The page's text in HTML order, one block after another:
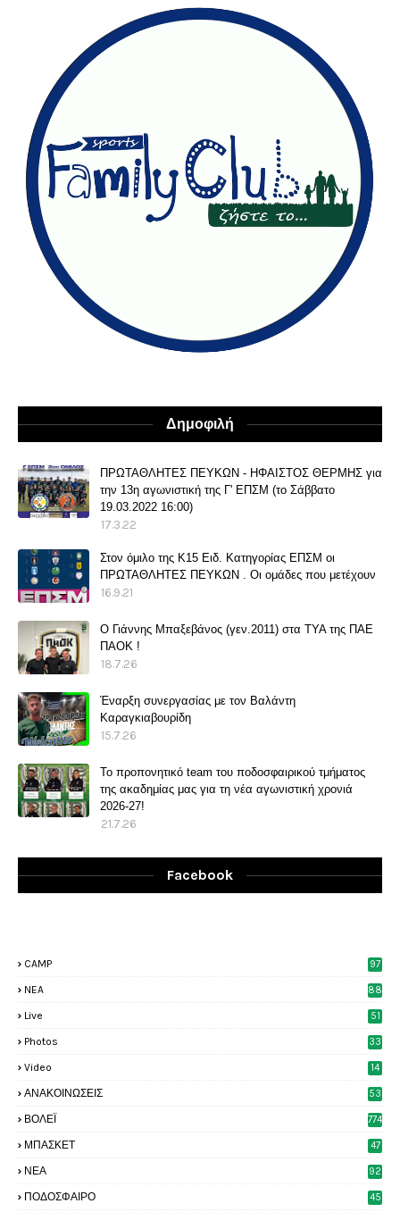
Δημοφιλή
ΠΡΩΤΑΘΛΗΤΕΣ ΠΕΥΚΩΝ - ΗΦΑΙΣΤΟΣ ΘΕΡΜΗΣ για
την 13η αγωνιστική της Γ' ΕΠΣΜ (το Σάββατο
19.03.2022 16:00)
17.3.22
Στον όμιλο της Κ15 Ειδ. Κατηγορίας ΕΠΣΜ οι
ΠΡΩΤΑΘΛΗΤΕΣ ΠΕΥΚΩΝ . Οι ομάδες που μετέχουν
16.9.21
O Γιάννης Μπαξεβάνος (γεν.2011) στα ΤΥΑ της ΠΑΕ
ΠΑΟΚ !
18.7.26
Έναρξη συνεργασίας με τον Βαλάντη
Καραγκιαβουρίδη
15.7.26
Το προπονητικό team του ποδοσφαιρικού τμήματος
της ακαδημίας μας για τη νέα αγωνιστική χρονιά
2026-27!
21.7.26
Facebook
CAMP 97
NEA 88
Live 51
Photos
33
Video
14
ΑΝΑΚΟΙΝΩΣΕΙΣ
53
ΒΟΛΕΪ 774
ΜΠΑΣΚΕΤ
47
ΝΕΑ
92
ΠΟΔΟΣΦΑΙΡΟ
45